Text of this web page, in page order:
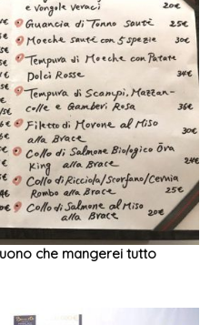
che mangerei tutto